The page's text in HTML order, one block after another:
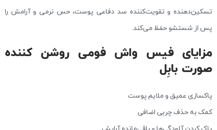
تسکین‌دهنده و تقویت‌کننده سد دفاعی پوست، حس نرمی و آرامش را
پس از شستشو حفظ می‌کند.
مزایای فیس‌ واش فومی روشن کننده
صورت بابِل
پاکسازی عمیق و ملایم پوست
کمک به حذف چربی اضافی
پاک کردن آلودگی‌ها و باقی‌مانده آرایش